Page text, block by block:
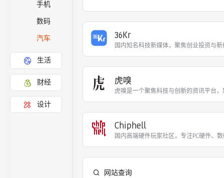
手机
数码
汽车
生活
财经
设计
36Kr
国内知名科技新媒体，聚焦创业投资与
虎嗅
虎嗅是一个聚焦科技与创新的资讯平台
Chiphell
国内高端硬件玩家社区，专注PC硬件、
网站查询